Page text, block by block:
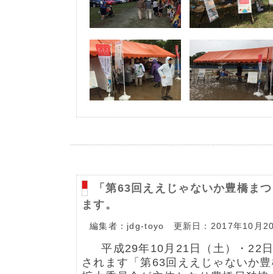
「第63回ええじゃないか豊橋ま
ます。
編集者：jdg-toyo 更新日：2017年10月
平成29年10月21日（土）・22
されます「第63回ええじゃないか